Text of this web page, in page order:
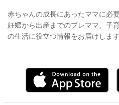
赤ちゃんの成長にあったママに必
妊娠から出産までのプレママ、子
の生活に役立つ情報をお届けします